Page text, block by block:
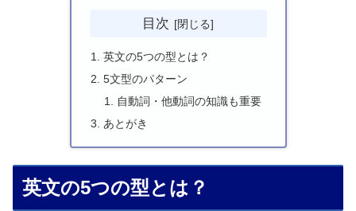
目次
英文の5つの型とは？
5文型のパターン
自動詞・他動詞の知識も重要
あとがき
英文の5つの型とは？